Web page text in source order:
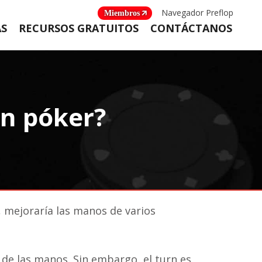
Miembros Navegador Preflop
RECURSOS GRATUITOS CONTÁCTANOS
póker?
las manos de varios
las manos. Sin embargo, el turn es